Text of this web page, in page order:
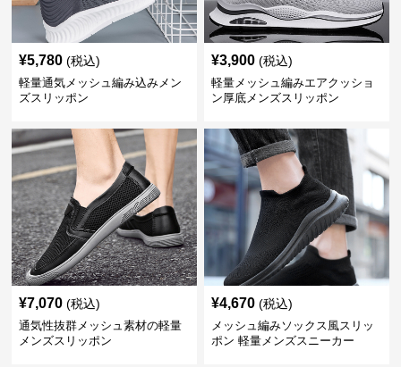
¥5,780 (税込)
軽量通気メッシュ編み込みメン
ズスリッポン
¥3,900 (税込)
軽量メッシュ編みエアクッショ
ン厚底メンズスリッポン
¥7,070 (税込)
通気性抜群メッシュ素材の軽量
メンズスリッポン
¥4,670 (税込)
メッシュ編みソックス風スリッ
ポン 軽量メンズスニーカー